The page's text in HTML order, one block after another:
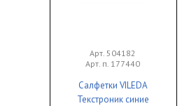
Арт. 504182
Арт. п. 177440
Салфетки VILEDA
Текстроник синие